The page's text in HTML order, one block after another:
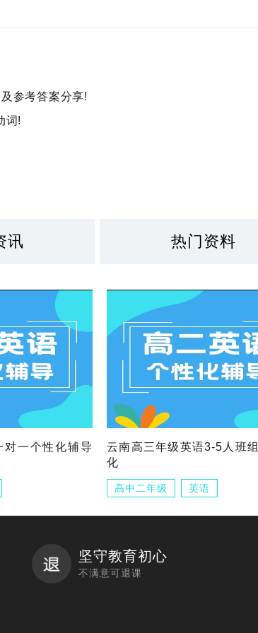
参考答案分享!
词!
讯 热门资料
一个性化辅导
云南高三年级英语3-5人班
化
高中二年级 英语
坚守教育初心
不满意可退课